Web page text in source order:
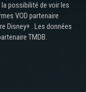
possibilité de voir les
VOD partenaire
Disney+ . Les données
TMDB.